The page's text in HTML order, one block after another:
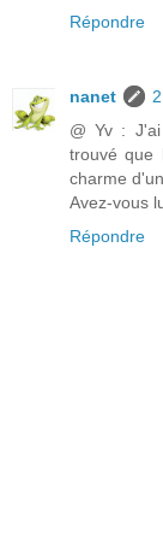
Répondre
nanet
@ Yv :
trouvé que
charme
Avez-vous
Répondre